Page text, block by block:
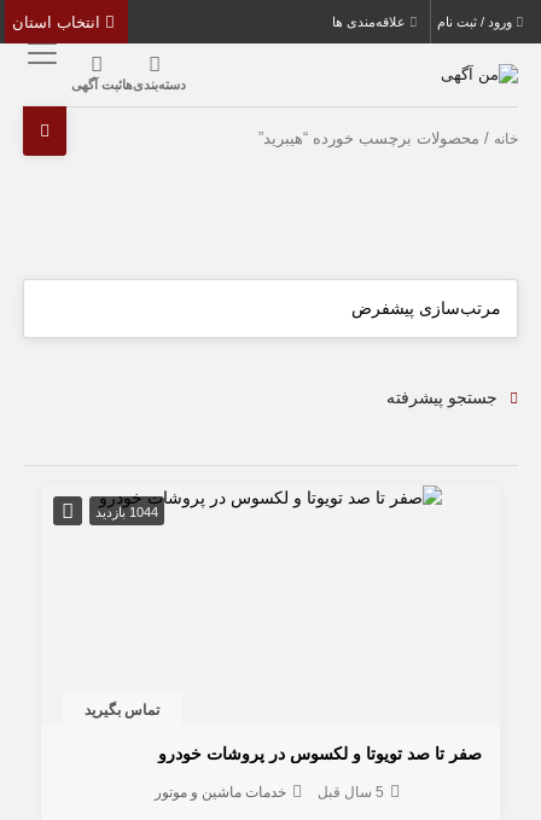
ورود / ثبت نام علاقه‌مندی ها
دسته‌بندی‌هاثبت آگهی
خانه / محصولات برچسب خورده “هیبرید”
جستجو پیشرفته
1044 بازدید
تماس بگیرید
صفر تا صد تویوتا و لکسوس در پروشات خودرو
5 سال قبل خدمات ماشین و موتور